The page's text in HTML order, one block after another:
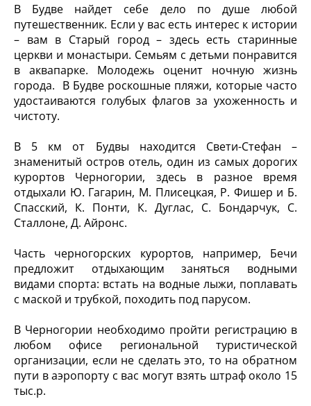
В Будве найдет себе дело по душе любой
путешественник. Если у вас есть интерес к истории
– вам в Старый город – здесь есть старинные
церкви и монастыри. Семьям с детьми понравится
в аквапарке. Молодежь оценит ночную жизнь
города. В Будве роскошные пляжи, которые часто
удостаиваются голубых флагов за ухоженность и
чистоту.
В 5 км от Будвы находится Свети-Стефан –
знаменитый остров отель, один из самых дорогих
курортов Черногории, здесь в разное время
отдыхали Ю. Гагарин, М. Плисецкая, Р. Фишер и Б.
Спасский, К. Понти, К. Дуглас, С. Бондарчук, С.
Сталлоне, Д. Айронс.
Часть черногорских курортов, например, Бечи
предложит отдыхающим заняться водными
видами спорта: встать на водные лыжи, поплавать
с маской и трубкой, походить под парусом.
В Черногории необходимо пройти регистрацию в
любом офисе региональной туристической
организации, если не сделать это, то на обратном
пути в аэропорту с вас могут взять штраф около 15
тыс.р.